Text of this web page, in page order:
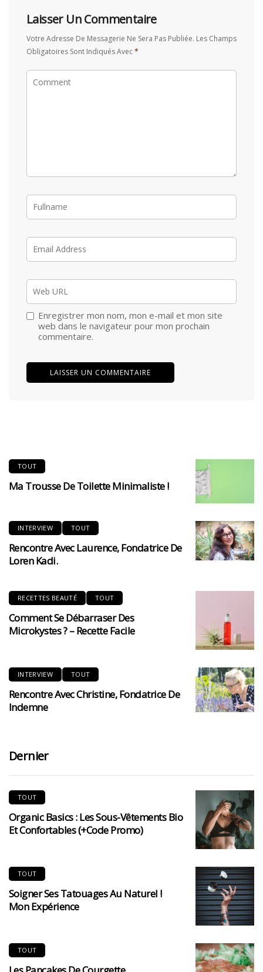
Laisser Un Commentaire
Votre Adresse De Messagerie Ne Sera Pas Publiée. Les Champs
Obligatoires Sont Indiqués Avec*
Enregistrer mon nom, mon e-mail et mon site
web dans le navigateur pour mon prochain
commentaire.
TOUT
Ma Trousse De Toilette Minimaliste !
INTERVIEW TOUT
Rencontre Avec Laurence, Fondatrice De
Loren Kadi.
RECETTES BEAUTÉ TOUT
Comment Se Débarraser Des
Microkystes ? – Recette Facile
INTERVIEW TOUT
Rencontre Avec Christine, Fondatrice De
Indemne
Dernier
TOUT
Organic Basics : Les Sous-Vêtements Bio
Et Confortables (+code Promo)
TOUT
Soigner Ses Tatouages Au Naturel !
Mon Expérience
TOUT